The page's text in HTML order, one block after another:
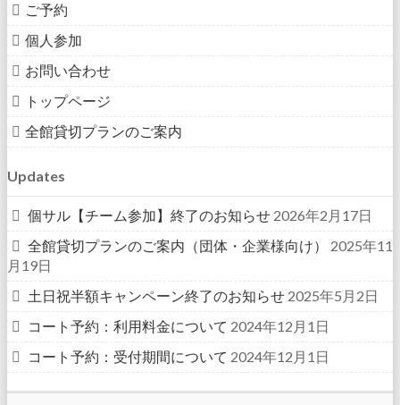
ご予約
個人参加
お問い合わせ
トップページ
全館貸切プランのご案内
Updates
個サル【チーム参加】終了のお知らせ 2026年2月17日
全館貸切プランのご案内（団体・企業様向け）
2025年11
月19日
土日祝半額キャンペーン終了のお知らせ 2025年5月2日
コート予約：利用料金について 2024年12月1日
コート予約：受付期間について 2024年12月1日